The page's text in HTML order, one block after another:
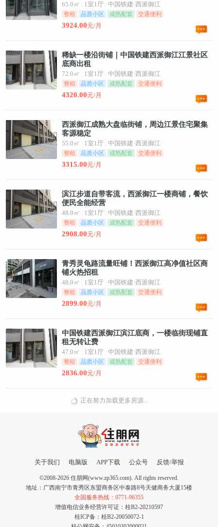
65.0㎡ 1室1厅 中国铁建·西派御江
整租 品质小区 成熟配套 交通便利
3924.00元/月
稀缺一楼沿街铺｜中国铁建西派御江江景社区
底商出租
72.0㎡ 1室1厅 中国铁建·西派御江
整租 品质小区 成熟配套 交通便利
4320.00元/月
西派御江成熟大盘临街铺，周边江景住宅聚集
客源稳定
55.0㎡ 1室1厅 中国铁建·西派御江
整租 品质小区 成熟配套 交通便利
3315.00元/月
滨江步道自带客流，西派御江一楼商铺，餐饮
便民全能经营
48.0㎡ 1室1厅 中国铁建·西派御江
整租 品质小区 成熟配套 交通便利
2908.00元/月
青秀灵龟路流量旺铺！西派御江高净值社区商
铺火热招租
48.0㎡ 1室1厅 中国铁建·西派御江
整租 品质小区 成熟配套 交通便利
2899.00元/月
中国铁建西派御江滨江底商，一楼临街现铺直
租无转让费
47.0㎡ 1室1厅 中国铁建·西派御江
整租 品质小区 成熟配套 交通便利
2836.00元/月
正在努力加载更多房源...
关于我们 电脑版 APP下载 公众号 反馈/举报
©2008-2026 住朋网(www.zp365.com). All rights reserved.
地址：广西南宁市青秀区东盟商务区中泰路8号天健商务大厦15楼
全国服务热线：0771-96355
增值电信业务经营许可证：桂B2-20210597
桂ICP备：桂B2-20050072-1